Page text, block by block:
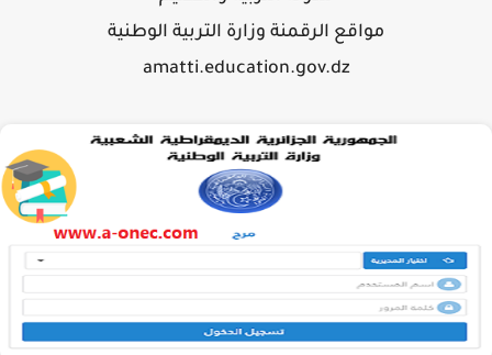
مواقع الرقمنة وزارة التربية الوطنية
amatti.education.gov.dz